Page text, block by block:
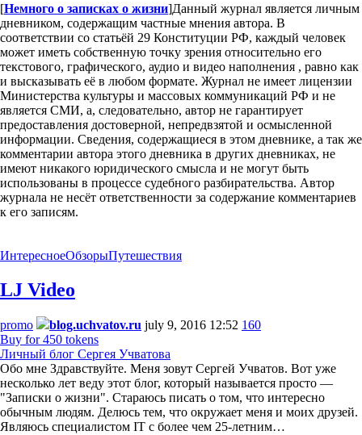
[Немного о записках о жизни]Данный журнал является личным
дневником, содержащим частные мнения автора. В
соответствии со статьёй 29 Конституции РФ, каждый человек
может иметь собственную точку зрения относительно его
текстового, графического, аудио и видео наполнения , равно как
и высказывать её в любом формате. Журнал не имеет лицензии
Министерства культуры и массовых коммуникаций РФ и не
является СМИ, а, следовательно, автор не гарантирует
предоставления достоверной, непредвзятой и осмысленной
информации. Сведения, содержащиеся в этом дневнике, а так же
комментарии автора этого дневника в других дневниках, не
имеют никакого юридического смысла и не могут быть
использованы в процессе судебного разбирательства. Автор
журнала не несёт ответственности за содержание комментариев
к его записям.
ИнтересноеОбзорыПутешествия
LJ Video
promo blog.uchvatov.ru july 9, 2016 12:52 160
Buy for 450 tokens
Личный блог Сергея Учватова
Обо мне Здравствуйте. Меня зовут Сергей Учватов. Вот уже
несколько лет веду этот блог, который называется просто —
"Записки о жизни". Стараюсь писать о том, что интересно
обычным людям. Делюсь тем, что окружает меня и моих друзей.
Являюсь специалистом IT с более чем 25-летним…